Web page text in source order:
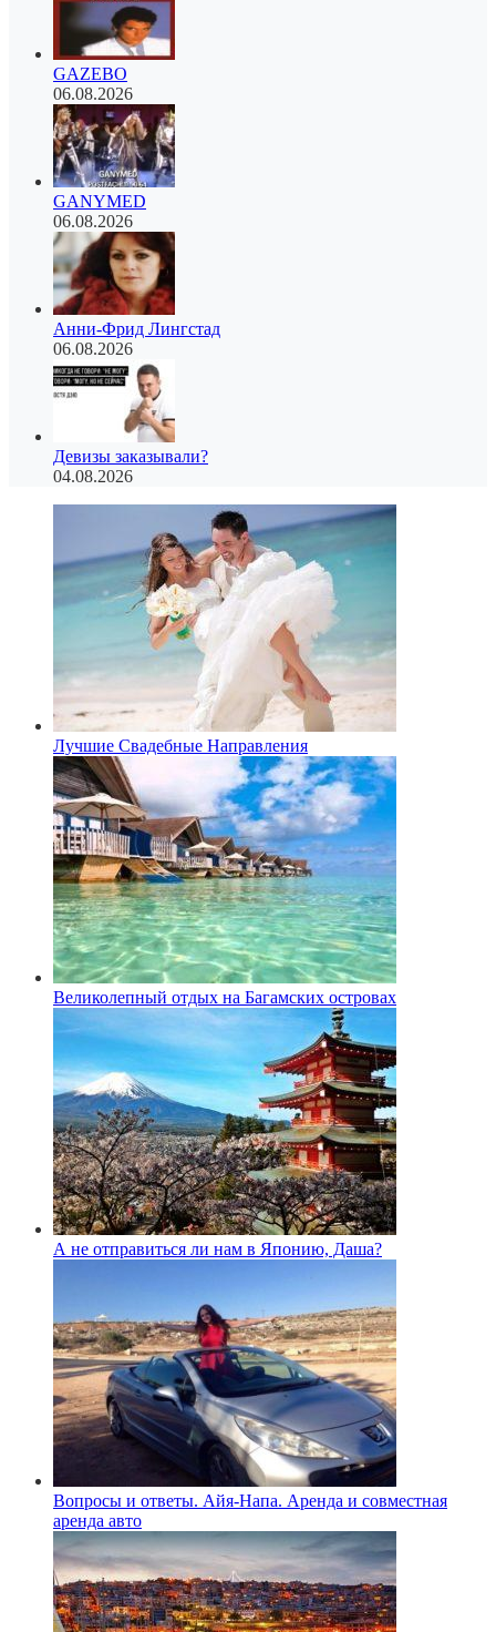
GAZEBO
06.08.2026
GANYMED
06.08.2026
Анни-Фрид Лингстад
06.08.2026
Девизы заказывали?
04.08.2026
Лучшие Свадебные Направления
Великолепный отдых на Багамских островах
А не отправиться ли нам в Японию, Даша?
Вопросы и ответы. Айя-Напа. Аренда и совместная
аренда авто